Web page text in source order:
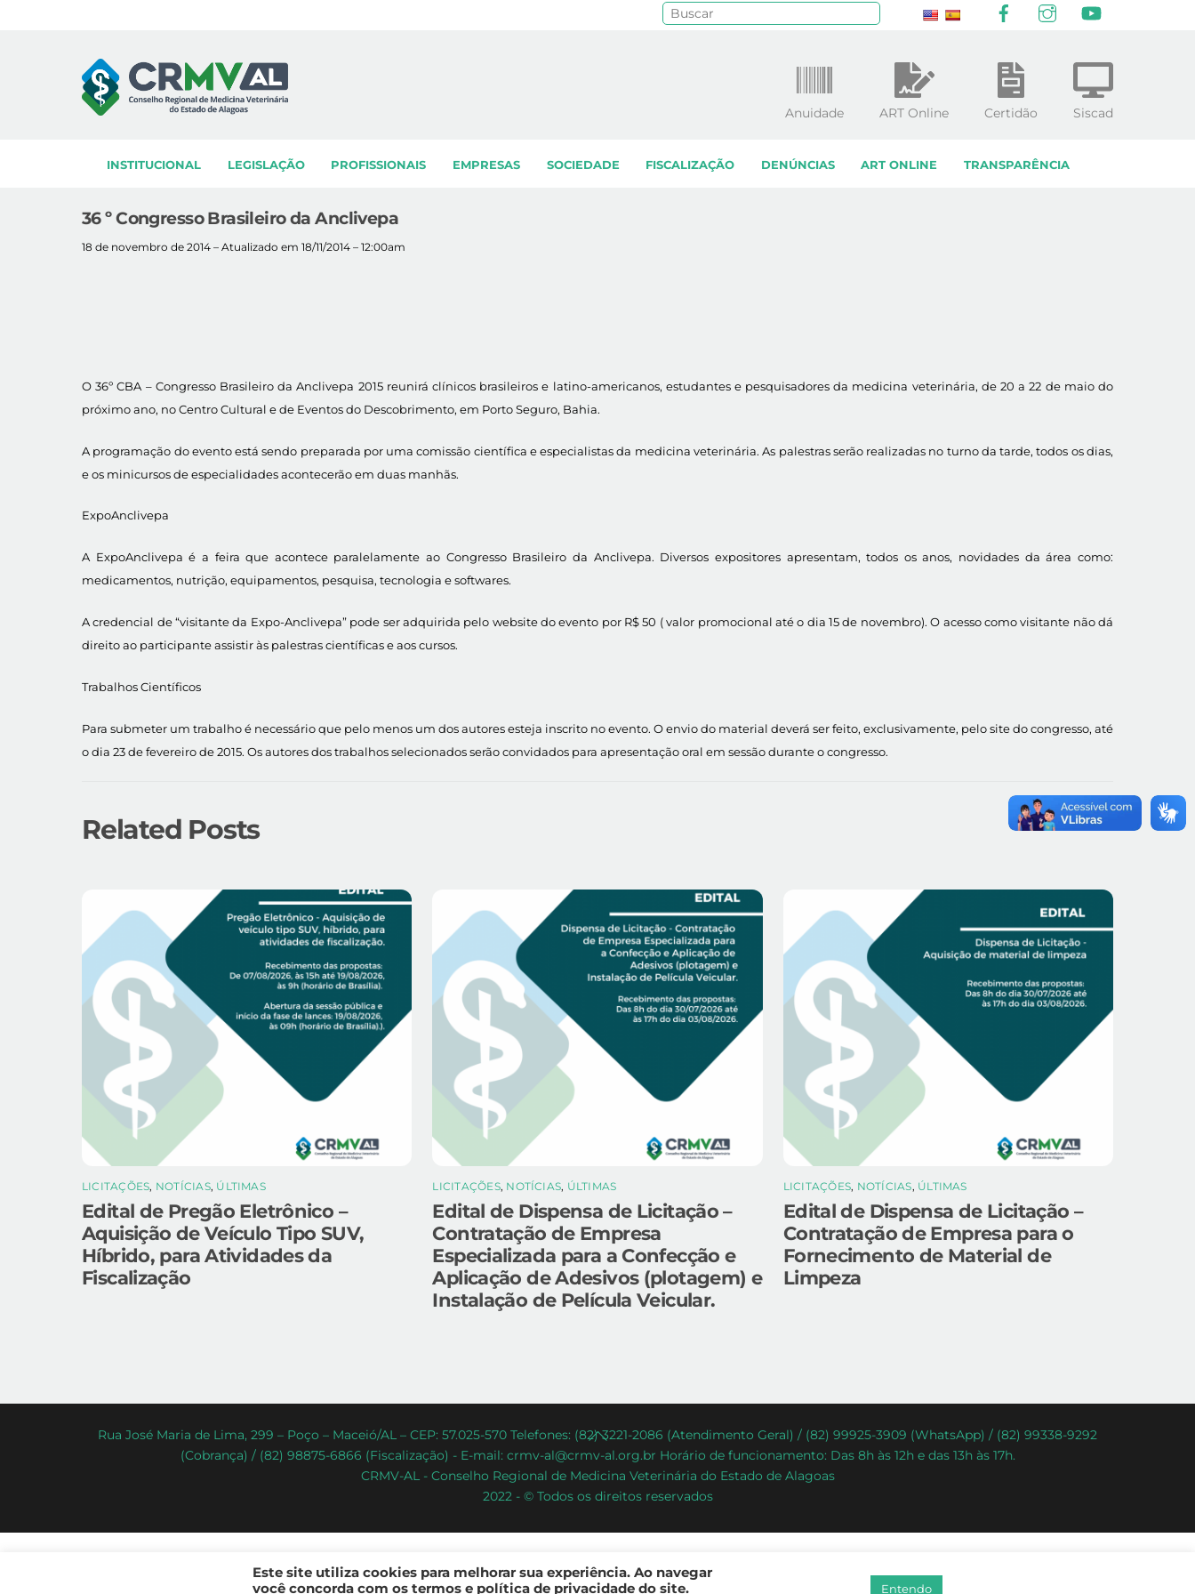
INSTITUCIONAL LEGISLAÇÃO PROFISSIONAIS EMPRESAS SOCIEDADE FISCALIZAÇÃO DENÚNCIAS ART ONLINE TRANSPARÊNCIA
Anuidade ART Online Certidão Siscad
36 º Congresso Brasileiro da Anclivepa
18 de novembro de 2014 – Atualizado em 18/11/2014 – 12:00am
O 36º CBA – Congresso Brasileiro da Anclivepa 2015 reunirá clínicos brasileiros e latino-americanos, estudantes e pesquisadores da medicina veterinária, de 20 a 22 de maio do
próximo ano, no Centro Cultural e de Eventos do Descobrimento, em Porto Seguro, Bahia.
A programação do evento está sendo preparada por uma comissão científica e especialistas da medicina veterinária. As palestras serão realizadas no turno da tarde, todos os dias,
e os minicursos de especialidades acontecerão em duas manhãs.
ExpoAnclivepa
A ExpoAnclivepa é a feira que acontece paralelamente ao Congresso Brasileiro da Anclivepa. Diversos expositores apresentam, todos os anos, novidades da área como:
medicamentos, nutrição, equipamentos, pesquisa, tecnologia e softwares.
A credencial de “visitante da Expo-Anclivepa” pode ser adquirida pelo website do evento por R$ 50 ( valor promocional até o dia 15 de novembro). O acesso como visitante não dá
direito ao participante assistir às palestras científicas e aos cursos.
Trabalhos Científicos
Para submeter um trabalho é necessário que pelo menos um dos autores esteja inscrito no evento. O envio do material deverá ser feito, exclusivamente, pelo site do congresso, até
o dia 23 de fevereiro de 2015. Os autores dos trabalhos selecionados serão convidados para apresentação oral em sessão durante o congresso.
Related Posts
LICITAÇÕES, NOTÍCIAS, ÚLTIMAS
Edital de Pregão Eletrônico –
Aquisição de Veículo Tipo SUV,
Híbrido, para Atividades da
Fiscalização
LICITAÇÕES, NOTÍCIAS, ÚLTIMAS
Edital de Dispensa de Licitação –
Contratação de Empresa
Especializada para a Confecção e
Aplicação de Adesivos (plotagem) e
Instalação de Película Veicular.
LICITAÇÕES, NOTÍCIAS, ÚLTIMAS
Edital de Dispensa de Licitação –
Contratação de Empresa para o
Fornecimento de Material de
Limpeza
Back
To
Top
Rua José Maria de Lima, 299 – Poço – Maceió/AL – CEP: 57.025-570 Telefones: (82) 3221-2086 (Atendimento Geral) / (82) 99925-3909 (WhatsApp) / (82) 99338-9292
(Cobrança) / (82) 98875-6866 (Fiscalização) - E-mail: crmv-al@crmv-al.org.br Horário de funcionamento: Das 8h às 12h e das 13h às 17h.
CRMV-AL - Conselho Regional de Medicina Veterinária do Estado de Alagoas
2022 - © Todos os direitos reservados
Este site utiliza cookies para melhorar sua experiência. Ao navegar
você concorda com os termos e política de privacidade do site.
Entendo